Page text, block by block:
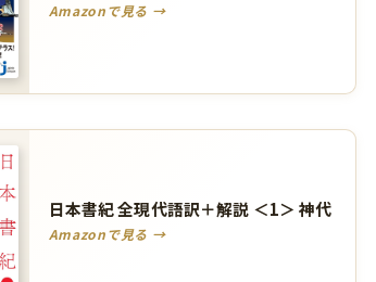
Amazonで見る →
日本書紀 全現代語訳＋解説 ＜1＞ 神代
Amazonで見る →